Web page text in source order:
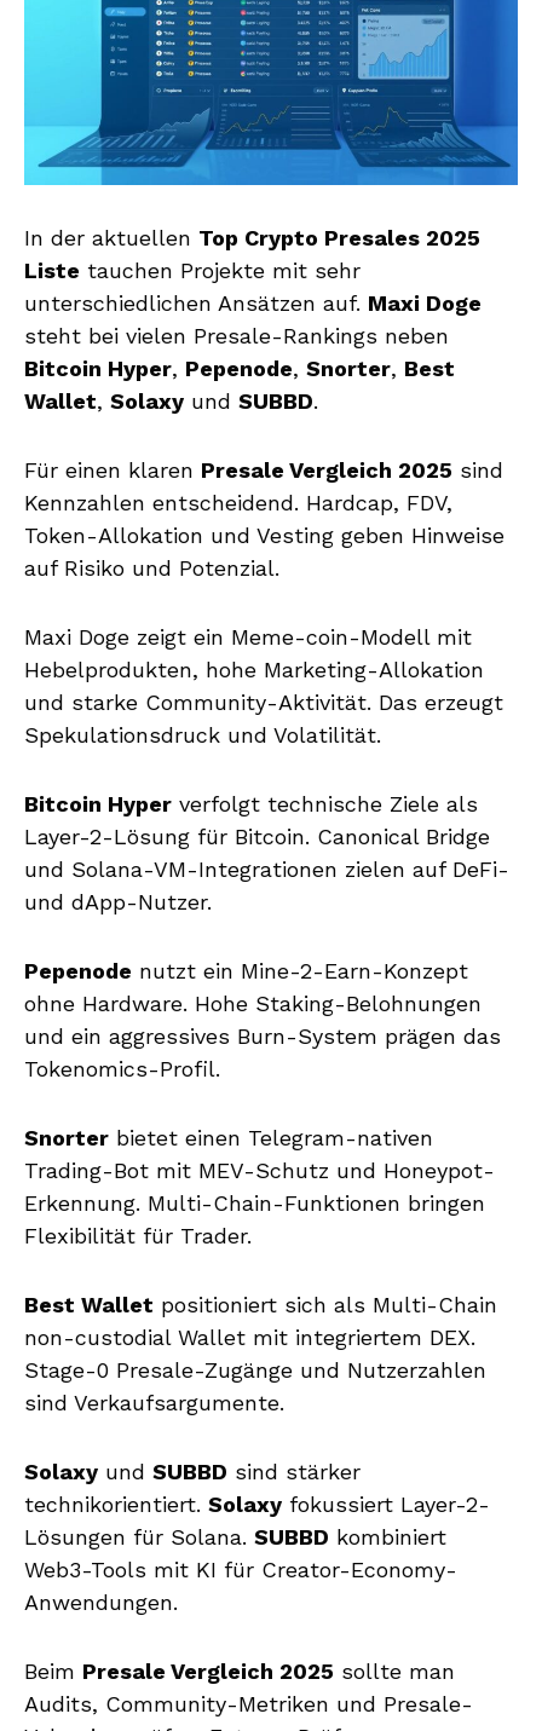
In der aktuellen Top Crypto Presales 2025
Liste tauchen Projekte mit sehr
unterschiedlichen Ansätzen auf. Maxi Doge
steht bei vielen Presale-Rankings neben
Bitcoin Hyper, Pepenode, Snorter, Best
Wallet, Solaxy und SUBBD.
Für einen klaren Presale Vergleich 2025 sind
Kennzahlen entscheidend. Hardcap, FDV,
Token-Allokation und Vesting geben Hinweise
auf Risiko und Potenzial.
Maxi Doge zeigt ein Meme-coin-Modell mit
Hebelprodukten, hohe Marketing-Allokation
und starke Community-Aktivität. Das erzeugt
Spekulationsdruck und Volatilität.
Bitcoin Hyper verfolgt technische Ziele als
Layer-2-Lösung für Bitcoin. Canonical Bridge
und Solana-VM-Integrationen zielen auf DeFi-
und dApp-Nutzer.
Pepenode nutzt ein Mine-2-Earn-Konzept
ohne Hardware. Hohe Staking-Belohnungen
und ein aggressives Burn-System prägen das
Tokenomics-Profil.
Snorter bietet einen Telegram-nativen
Trading-Bot mit MEV-Schutz und Honeypot-
Erkennung. Multi-Chain-Funktionen bringen
Flexibilität für Trader.
Best Wallet positioniert sich als Multi-Chain
non-custodial Wallet mit integriertem DEX.
Stage-0 Presale-Zugänge und Nutzerzahlen
sind Verkaufsargumente.
Solaxy und SUBBD sind stärker
technikorientiert. Solaxy fokussiert Layer-2-
Lösungen für Solana. SUBBD kombiniert
Web3-Tools mit KI für Creator-Economy-
Anwendungen.
Beim Presale Vergleich 2025 sollte man
Audits, Community-Metriken und Presale-